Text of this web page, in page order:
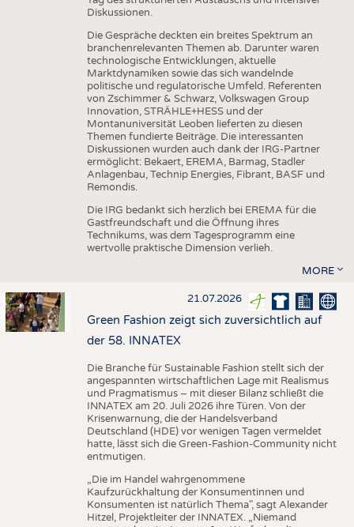
Diskussionen.
Die Gespräche deckten ein breites Spektrum an
branchenrelevanten Themen ab. Darunter waren
technologische Entwicklungen, aktuelle
Marktdynamiken sowie das sich wandelnde
politische und regulatorische Umfeld. Referenten
von Zschimmer & Schwarz, Volkswagen Group
Innovation, STRÄHLE+HESS und der
Montanuniversität Leoben lieferten zu diesen
Themen fundierte Beiträge. Die interessanten
Diskussionen wurden auch dank der IRG-Partner
ermöglicht: Bekaert, EREMA, Barmag, Stadler
Anlagenbau, Technip Energies, Fibrant, BASF und
Remondis.
Die IRG bedankt sich herzlich bei EREMA für die
Gastfreundschaft und die Öffnung ihres
Technikums, was dem Tagesprogramm eine
wertvolle praktische Dimension verlieh.
MORE
21.07.2026
Green Fashion zeigt sich zuversichtlich auf
der 58. INNATEX
Die Branche für Sustainable Fashion stellt sich der
angespannten wirtschaftlichen Lage mit Realismus
und Pragmatismus – mit dieser Bilanz schließt die
INNATEX am 20. Juli 2026 ihre Türen. Von der
Krisenwarnung, die der Handelsverband
Deutschland (HDE) vor wenigen Tagen vermeldet
hatte, lässt sich die Green-Fashion-Community nicht
entmutigen.
„Die im Handel wahrgenommene
Kaufzurückhaltung der Konsumentinnen und
Konsumenten ist natürlich Thema", sagt Alexander
Hitzel, Projektleiter der INNATEX. „Niemand